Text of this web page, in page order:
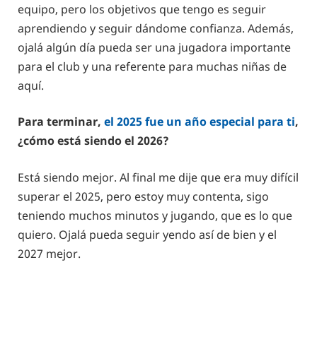
equipo, pero los objetivos que tengo es seguir
aprendiendo y seguir dándome confianza. Además,
ojalá algún día pueda ser una jugadora importante
para el club y una referente para muchas niñas de
aquí.
Para terminar, el 2025 fue un año especial para ti,
¿cómo está siendo el 2026?
Está siendo mejor. Al final me dije que era muy difícil
superar el 2025, pero estoy muy contenta, sigo
teniendo muchos minutos y jugando, que es lo que
quiero. Ojalá pueda seguir yendo así de bien y el
2027 mejor.